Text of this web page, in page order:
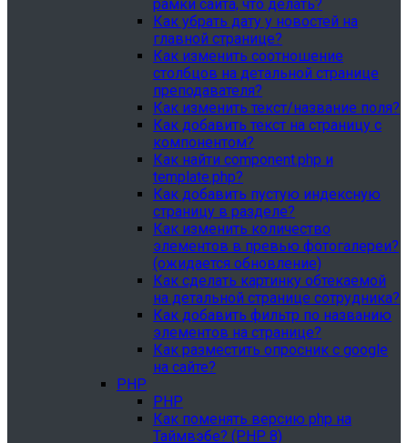
рамки сайта, что делать?
Как убрать дату у новостей на
главной странице?
Как изменить соотношение
столбцов на детальной странице
преподавателя?
Как изменить текст/название поля?
Как добавить текст на страницу с
компонентом?
Как найти component.php и
template.php?
Как добавить пустую индексную
страницу в разделе?
Как изменить количество
элементов в превью фотогалереи?
(ожидается обновление)
Как сделать картинку обтекаемой
на детальной странице сотрудника?
Как добавить фильтр по названию
элементов на странице?
Как разместить опросник с google
на сайте?
PHP
PHP
Как поменять версию php на
Таймвэбе? (PHP 8)